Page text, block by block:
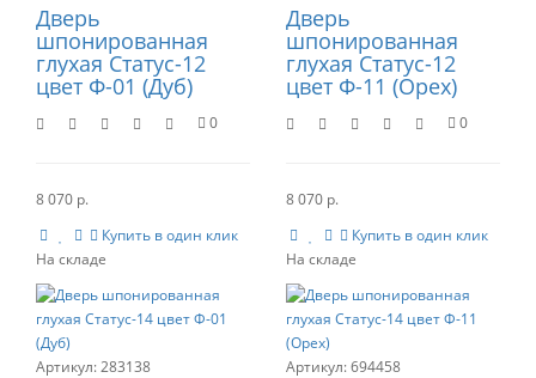
Дверь
шпонированная
глухая Статус-12
цвет Ф-01 (Дуб)
0
8 070 р.
Купить в один клик
Дверь
шпонированная
глухая Статус-12
цвет Ф-11 (Орех)
0
8 070 р.
Купить в один клик
283138 694458